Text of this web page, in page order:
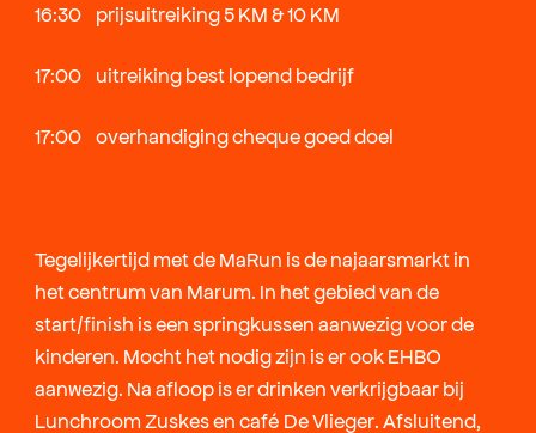
16:30 prijsuitreiking 5 KM & 10 KM
17:00 uitreiking best lopend bedrijf
17:00 overhandiging cheque goed doel
Tegelijkertijd met de MaRun is de najaarsmarkt in
het centrum van Marum. In het gebied van de
start/finish is een springkussen aanwezig voor de
kinderen. Mocht het nodig zijn is er ook EHBO
aanwezig. Na afloop is er drinken verkrijgbaar bij
Lunchroom Zuskes en café De Vlieger. Afsluitend,